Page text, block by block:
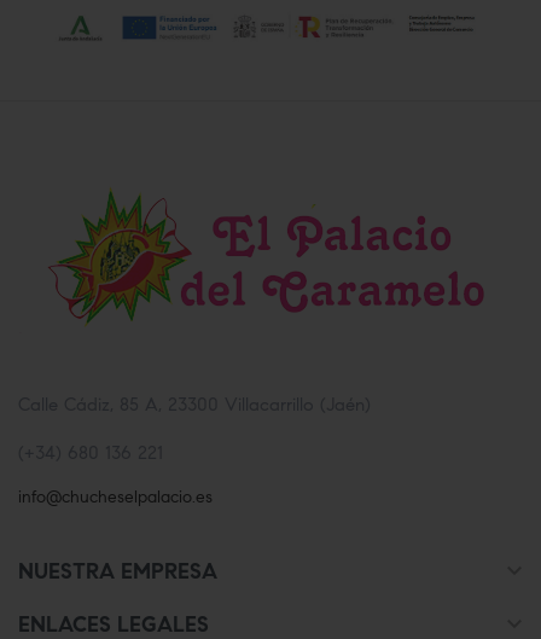
info@chucheselpalacio.es
NUESTRA EMPRESA
ENLACES LEGALES